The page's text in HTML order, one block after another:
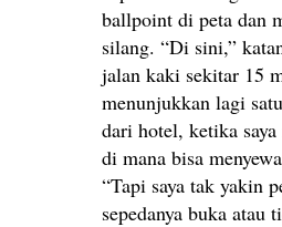
ballpoint di peta dan
silang. “Di sini,”
jalan kaki sekitar 15
menunjukkan lagi
dari hotel, ketika saya
di mana bisa
“Tapi saya tak yakin
sepedanya buka atau